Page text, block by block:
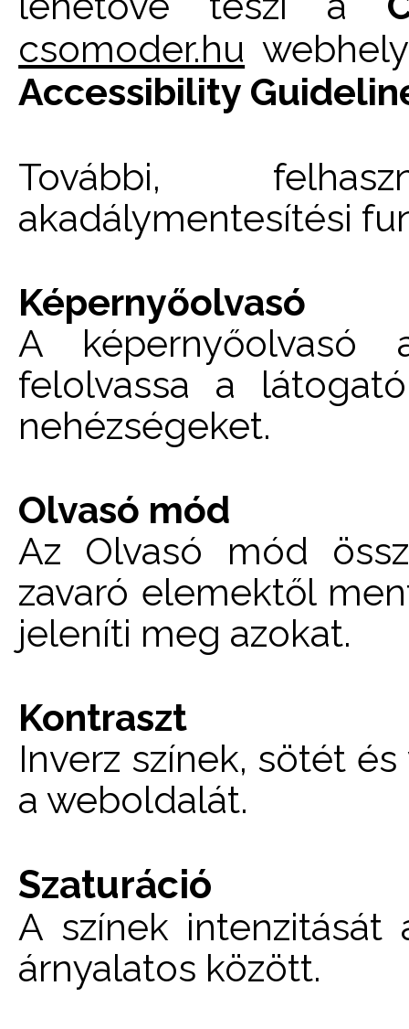
csomoder.hu
Accessibility
További,
akadálymentesítési
Képernyőolvasó
A képernyőolvasó
felolvassa a
nehézségeket.
Olvasó mód
Az Olvasó mód
zavaró elemektől
jeleníti meg azokat.
Kontraszt
Inverz színek, sötét
a weboldalát.
Szaturáció
A színek intenzitását
árnyalatos között.